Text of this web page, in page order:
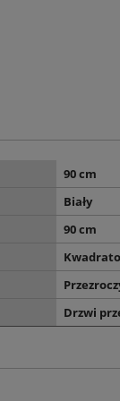
90 cm
Biały
90 cm
Drzwi